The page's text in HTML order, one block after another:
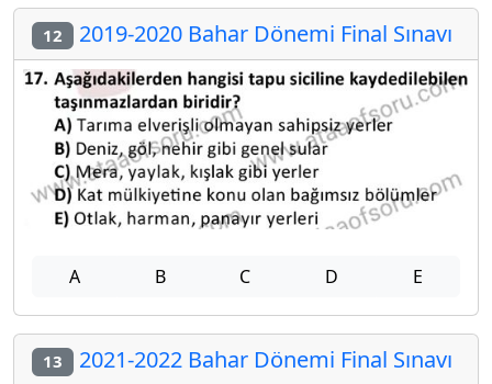
12 2019-2020 Bahar Dönemi Final Sınavı
A B C D E
13 2021-2022 Bahar Dönemi Final Sınavı